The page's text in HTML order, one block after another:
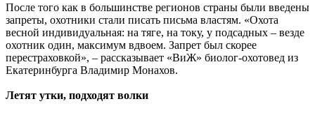
После того как в большинстве регионов страны были введены
запреты, охотники стали писать письма властям. «Охота
весной индивидуальная: на тяге, на току, у подсадных – везде
охотник один, максимум вдвоем. Запрет был скорее
перестраховкой», – рассказывает «ВиЖ» биолог-охотовед из
Екатеринбурга Владимир Монахов.
Летят утки, подходят волки